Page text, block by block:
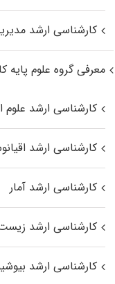
کارشناسی ارشد
معرفی گروه علوم پایه
کارشناسی ارشد علوم
کارشناسی ارشد
کارشناسی ارشد آمار
کارشناسی ارشد
کارشناسی ارشد